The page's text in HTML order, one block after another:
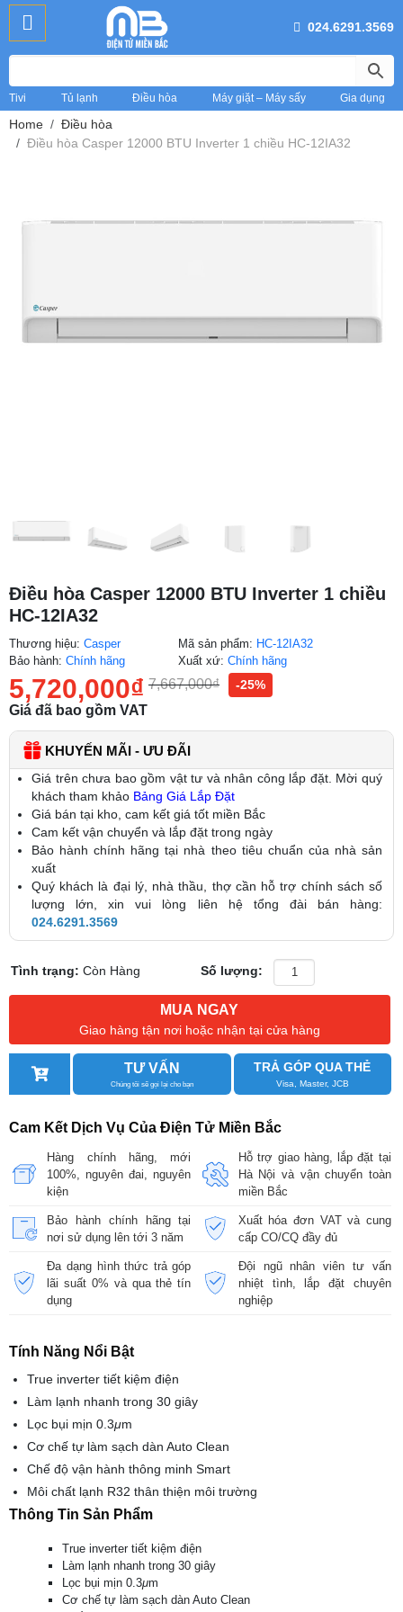
024.6291.3569
Tivi Tủ lạnh Điều hòa Máy giặt – Máy sấy Gia dụng
Home
Điều hòa
Điều hòa Casper 12000 BTU Inverter 1 chiều HC-12IA32
Điều hòa Casper 12000 BTU Inverter 1 chiều
HC-12IA32
Thương hiệu: Casper
Bảo hành: Chính hãng
Mã sản phẩm: HC-12IA32
Xuất xứ:Chính hãng
5,720,000₫ 7,667,000₫ -25%
Giá đã bao gồm VAT
KHUYẾN MÃI - ƯU ĐÃI
Giá trên chưa bao gồm vật tư và nhân công lắp đặt. Mời quý
khách tham khảo Bảng Giá Lắp Đặt
Giá bán tại kho, cam kết giá tốt miền Bắc
Cam kết vận chuyển và lắp đặt trong ngày
Bảo hành chính hãng tại nhà theo tiêu chuẩn của nhà sản
xuất
Quý khách là đại lý, nhà thầu, thợ cần hỗ trợ chính sách số
lượng lớn, xin vui lòng liên hệ tổng đài bán hàng:
024.6291.3569
Tình trạng:Còn Hàng Số lượng:
MUA NGAY
Giao hàng tận nơi hoặc nhận tại cửa hàng
TƯ VẤN
Chúng tôi sẽ gọi lại cho bạn
TRẢ GÓP QUA THẺ
Visa, Master, JCB
Cam Kết Dịch Vụ Của Điện Tử Miền Bắc
Hàng chính hãng, mới
100%, nguyên đai, nguyên
kiện
Hỗ trợ giao hàng, lắp đặt tại
Hà Nội và vận chuyển toàn
miền Bắc
Bảo hành chính hãng tại
nơi sử dụng lên tới 3 năm
Xuất hóa đơn VAT và cung
cấp CO/CQ đầy đủ
Đa dạng hình thức trả góp
lãi suất 0% và qua thẻ tín
dụng
Đội ngũ nhân viên tư vấn
nhiệt tình, lắp đặt chuyên
nghiệp
Tính Năng Nổi Bật
True inverter tiết kiệm điện
Làm lạnh nhanh trong 30 giây
Lọc bụi mịn 0.3μm
Cơ chế tự làm sạch dàn Auto Clean
Chế độ vận hành thông minh Smart
Môi chất lạnh R32 thân thiện môi trường
Thông Tin Sản Phẩm
True inverter tiết kiệm điện
Làm lạnh nhanh trong 30 giây
Lọc bụi mịn 0.3μm
Cơ chế tự làm sạch dàn Auto Clean